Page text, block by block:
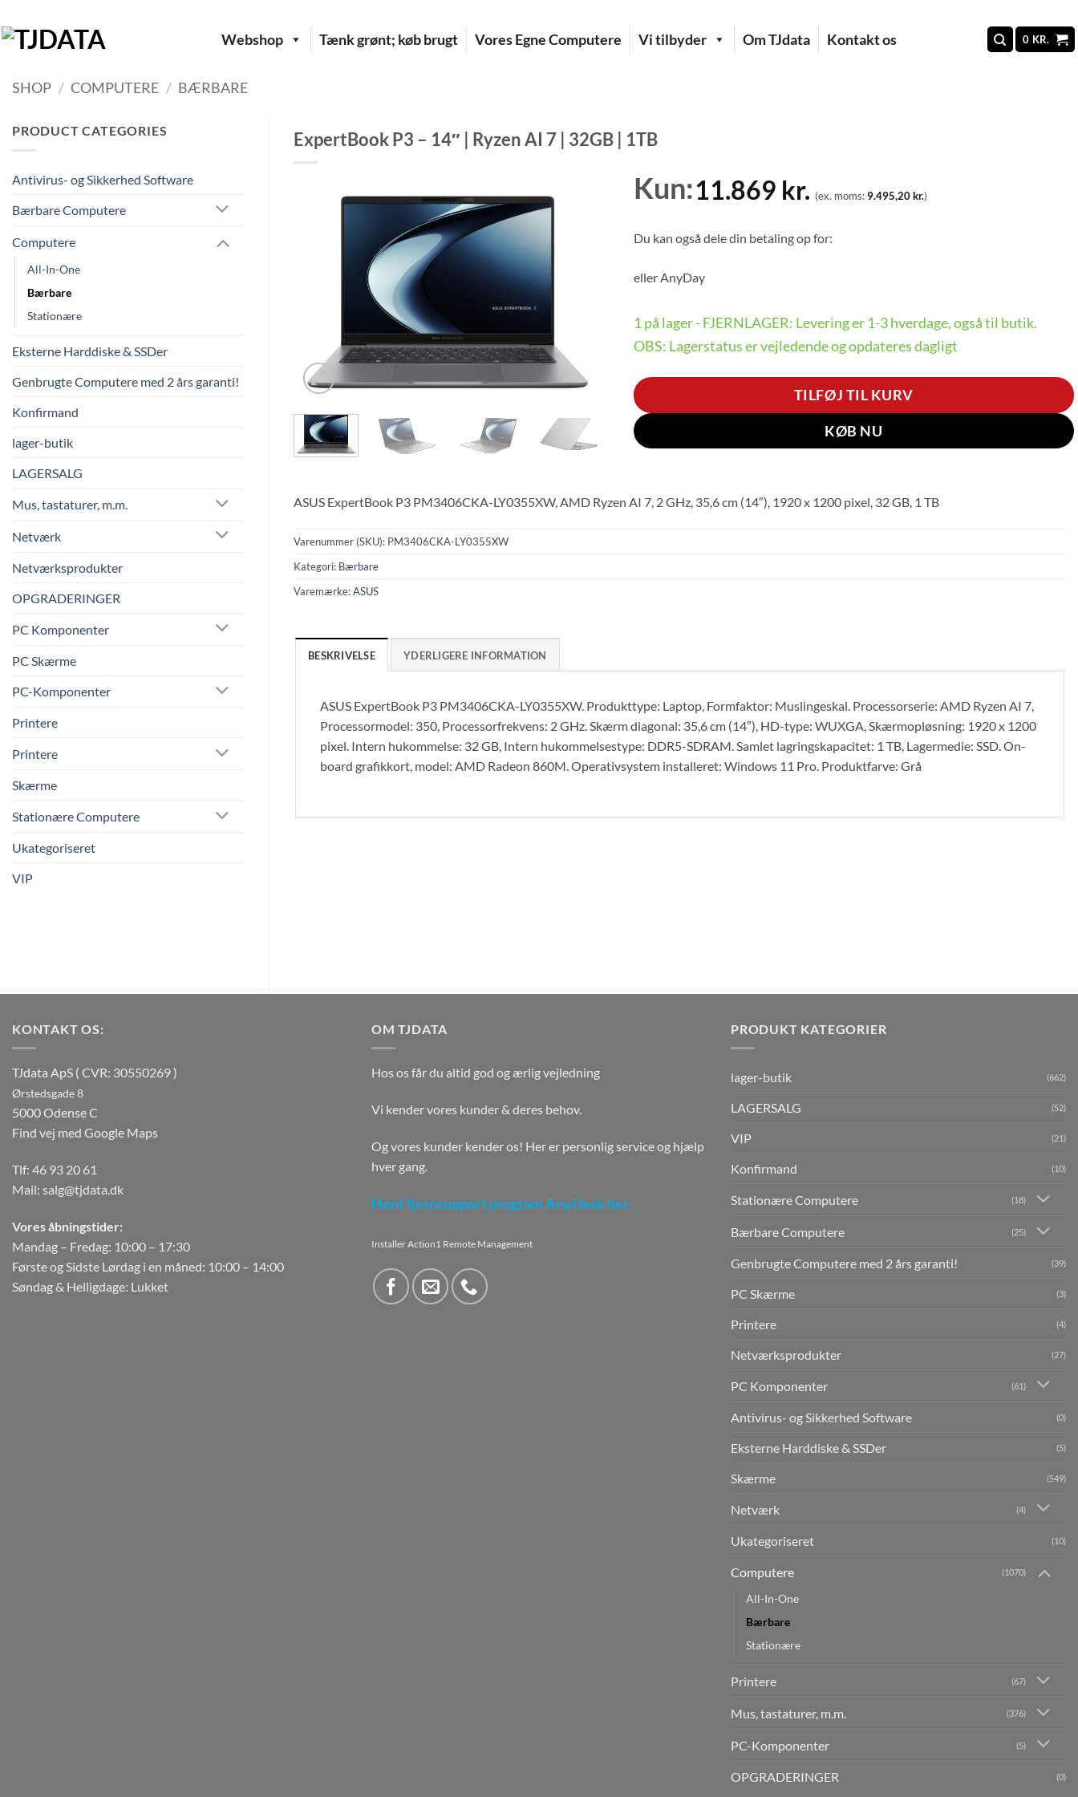
til
indhold
Webshop Tænk grønt; køb brugt Vores Egne Computere Vi tilbyder Om TJdata Kontakt os 0 KR.
SHOP / COMPUTERE / BÆRBARE
PRODUCT CATEGORIES
Antivirus- og Sikkerhed Software
Bærbare Computere
Computere
All-In-One
Bærbare
Stationære
Eksterne Harddiske & SSDer
Genbrugte Computere med 2 års garanti!
Konfirmand
lager-butik
LAGERSALG
Mus, tastaturer, m.m.
Netværk
Netværksprodukter
OPGRADERINGER
PC Komponenter
PC Skærme
PC-Komponenter
Printere
Printere
Skærme
Stationære Computere
Ukategoriseret
VIP
ExpertBook P3 – 14″ | Ryzen AI 7 | 32GB | 1TB
Kun:11.869 kr. (ex. moms:9.495,20kr.)
Du kan også dele din betaling op for:
ellerAnyDay
1 på lager - FJERNLAGER: Levering er 1-3 hverdage, også til butik.
OBS: Lagerstatus er vejledende og opdateres dagligt
TILFØJ TIL KURV
KØB NU
ASUS ExpertBook P3 PM3406CKA-LY0355XW, AMD Ryzen AI 7, 2 GHz, 35,6 cm (14″), 1920 x 1200 pixel, 32 GB, 1 TB
Varenummer (SKU): PM3406CKA-LY0355XW
Kategori: Bærbare
Varemærke:ASUS
BESKRIVELSE YDERLIGERE INFORMATION
ASUS ExpertBook P3 PM3406CKA-LY0355XW. Produkttype: Laptop, Formfaktor: Muslingeskal. Processorserie: AMD Ryzen AI 7,
Processormodel: 350, Processorfrekvens: 2 GHz. Skærm diagonal: 35,6 cm (14″), HD-type: WUXGA, Skærmopløsning: 1920 x 1200
pixel. Intern hukommelse: 32 GB, Intern hukommelsestype: DDR5-SDRAM. Samlet lagringskapacitet: 1 TB, Lagermedie: SSD. On-
board grafikkort, model: AMD Radeon 860M. Operativsystem installeret: Windows 11 Pro. Produktfarve: Grå
KONTAKT OS:
TJdata ApS ( CVR: 30550269 )
Ørstedsgade 8
5000 Odense C
Find vej med Google Maps
Tlf: 46 93 20 61
Mail: salg@tjdata.dk
Vores åbningstider:
Mandag – Fredag: 10:00 – 17:30
Første og Sidste Lørdag i en måned: 10:00 – 14:00
Søndag & Helligdage: Lukket
OM TJDATA
Hos os får du altid god og ærlig vejledning
Vi kender vores kunder & deres behov.
Og vores kunder kender os! Her er personlig service og hjælp
hver gang.
Hent fjernsupport program AnyDesk her.
Installer Action1 Remote Management
PRODUKT KATEGORIER
lager-butik (662)
LAGERSALG (52)
VIP (21)
Konfirmand (10)
Stationære Computere (18)
Bærbare Computere (25)
Genbrugte Computere med 2 års garanti! (39)
PC Skærme (3)
Printere (4)
Netværksprodukter (27)
PC Komponenter (61)
Antivirus- og Sikkerhed Software (0)
Eksterne Harddiske & SSDer (5)
Skærme (549)
Netværk (4)
Ukategoriseret (10)
Computere (1070)
All-In-One
Bærbare
Stationære
Printere (67)
Mus, tastaturer, m.m. (376)
PC-Komponenter (5)
OPGRADERINGER (0)